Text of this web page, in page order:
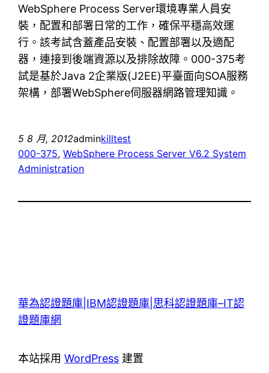
WebSphere Process Server環境專業人員安
裝，配置和部署日常的工作，確保平穩高效運
行。該考試含蓋產品安裝、配置部署以及適配
器，連接到後端資源以及排除故障。000-375考
試是基於Java 2企業版(J2EE)平臺面向SOA服務
架構，部署WebSphere伺服器網路管理知識。
5 8 月, 2012adminkilltest
000-375, WebSphere Process Server V6.2 System
Administration
華為認證題庫|IBM認證題庫|思科認證題庫–IT認
證題庫網
本站採用WordPress 建置